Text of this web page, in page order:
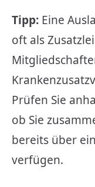
Tipp: Eine
oft als
Prüfen Sie
ob Sie
bereits über
verfügen.